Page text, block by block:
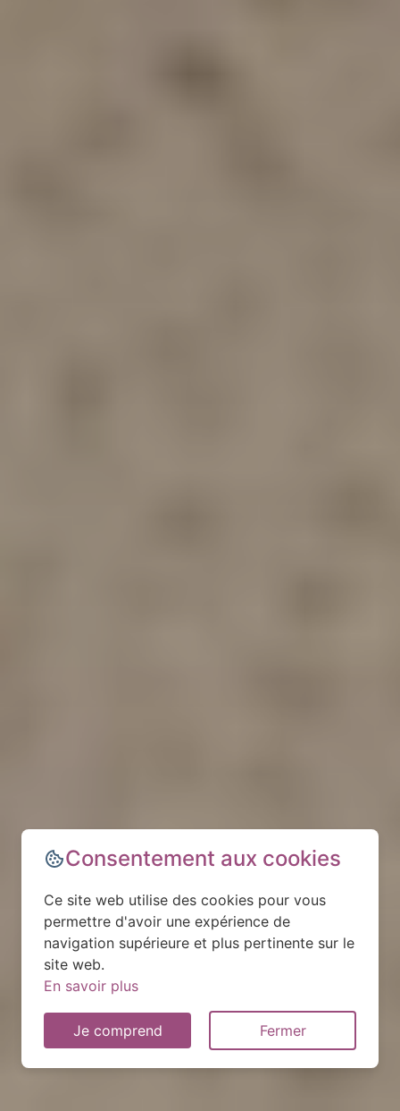
Consentement aux cookies
Ce site web utilise des cookies pour vous
permettre d'avoir une expérience de
navigation supérieure et plus pertinente sur le
site web.
En savoir plus
Je comprend Fermer